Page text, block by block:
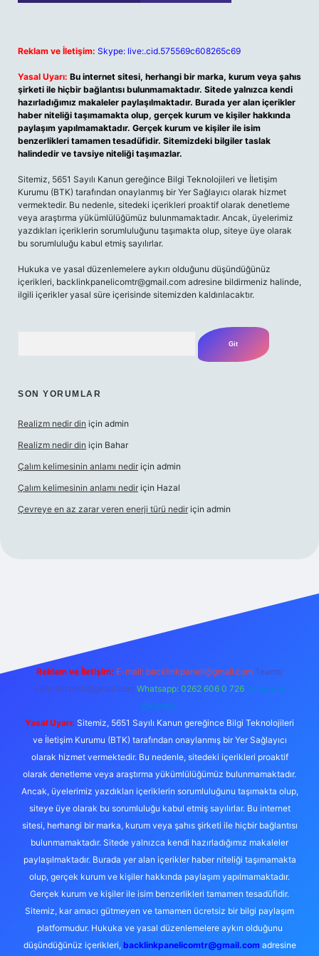
Reklam ve İletişim: Skype: live:.cid.575569c608265c69
Yasal Uyarı: Bu internet sitesi, herhangi bir marka, kurum veya şahıs
şirketi ile hiçbir bağlantısı bulunmamaktadır. Sitede yalnızca kendi
hazırladığımız makaleler paylaşılmaktadır. Burada yer alan içerikler
haber niteliği taşımamakta olup, gerçek kurum ve kişiler hakkında
paylaşım yapılmamaktadır. Gerçek kurum ve kişiler ile isim
benzerlikleri tamamen tesadüfidir. Sitemizdeki bilgiler taslak
halindedir ve tavsiye niteliği taşımazlar.
Sitemiz, 5651 Sayılı Kanun gereğince Bilgi Teknolojileri ve İletişim
Kurumu (BTK) tarafından onaylanmış bir Yer Sağlayıcı olarak hizmet
vermektedir. Bu nedenle, sitedeki içerikleri proaktif olarak denetleme
veya araştırma yükümlülüğümüz bulunmamaktadır. Ancak, üyelerimiz
yazdıkları içeriklerin sorumluluğunu taşımakta olup, siteye üye olarak
bu sorumluluğu kabul etmiş sayılırlar.
Hukuka ve yasal düzenlemelere aykırı olduğunu düşündüğünüz
içerikleri, backlinkpanelicomtr@gmail.com adresine bildirmeniz halinde,
ilgili içerikler yasal süre içerisinde sitemizden kaldırılacaktır.
SON YORUMLAR
Realizm nedir din için admin
Realizm nedir din için Bahar
Çalım kelimesinin anlamı nedir için admin
Çalım kelimesinin anlamı nedir için Hazal
Çevreye en az zarar veren enerji türü nedir için admin
Reklam ve İletişim: E-mail: backlinkpaneli@gmail.com Teams:
forumhizmeti@gmail.com Whatsapp: 0262 606 0 726 Telegram:
@karabul
Yasal Uyarı: Sitemiz, 5651 Sayılı Kanun gereğince Bilgi Teknolojileri
ve İletişim Kurumu (BTK) tarafından onaylanmış bir Yer Sağlayıcı
olarak hizmet vermektedir. Bu nedenle, sitedeki içerikleri proaktif
olarak denetleme veya araştırma yükümlülüğümüz bulunmamaktadır.
Ancak, üyelerimiz yazdıkları içeriklerin sorumluluğunu taşımakta olup,
siteye üye olarak bu sorumluluğu kabul etmiş sayılırlar. Bu internet
sitesi, herhangi bir marka, kurum veya şahıs şirketi ile hiçbir bağlantısı
bulunmamaktadır. Sitede yalnızca kendi hazırladığımız makaleler
paylaşılmaktadır. Burada yer alan içerikler haber niteliği taşımamakta
olup, gerçek kurum ve kişiler hakkında paylaşım yapılmamaktadır.
Gerçek kurum ve kişiler ile isim benzerlikleri tamamen tesadüfidir.
Sitemiz, kar amacı gütmeyen ve tamamen ücretsiz bir bilgi paylaşım
platformudur. Hukuka ve yasal düzenlemelere aykırı olduğunu
düşündüğünüz içerikleri, backlinkpanelicomtr@gmail.comadresine